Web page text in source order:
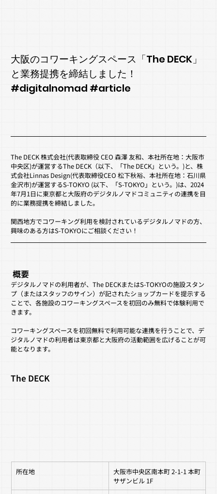
大阪のコワーキングスペース「The DECK」
と業務提携を締結しました！
#digitalnomad #article
The DECK 株式会社(代表取締役 CEO 森澤 友和、本社所在地：大阪市
中央区)が運営するThe DECK（以下、「The DECK」という。)と、株
式会社Linnas Design(代表取締役CEO 松下秋裕、本社所在地：石川県
金沢市)が運営するS-TOKYO (以下、「S-TOKYO」という。)は、2024
年7月1日に東京都と大阪府のデジタルノマドコミュニティの連携を目
的に業務提携を締結しました。
関西地方でコワーキング利用を検討されているデジタルノマドの方、
興味のある方はS-TOKYOにご相談ください！
概要
デジタルノマドの利用者が、The DECKまたはS-TOKYOの施設スタン
プ（またはスタッフのサイン）が記されたショップカードを提示する
ことで、各施設のコワーキングスペースを初回のみ無料で体験利用で
きます。
コワーキングスペースを初回無料で利用可能な連携を行うことで、デ
ジタルノマドの利用者は東京都と大阪府の活動範囲を広げることが可
能となります。
The DECK
所在地
大阪市中央区南本町 2-1-1 本町
サザンビル 1F